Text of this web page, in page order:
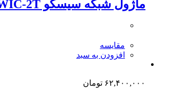
ماژول شبکه سیسکو HWIC-2T
مقایسه
افزودن به سبد
۶۲,۴۰۰,۰۰۰ تومان